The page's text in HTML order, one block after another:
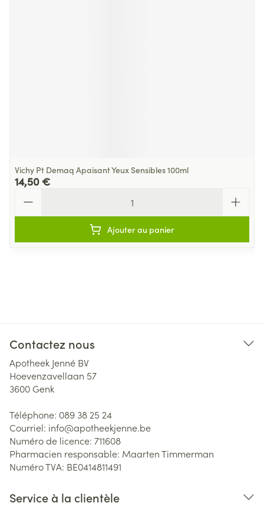
Vichy Pt Demaq Apaisant Yeux Sensibles 100ml
14,50 €
Ajouter au panier
Contactez nous
Apotheek Jenné BV
Hoevenzavellaan 57
3600 Genk
Téléphone: 089 38 25 24
Courriel: info@apotheekjenne.be
Numéro de licence: 711608
Pharmacien responsable: Maarten Timmerman
Numéro TVA: BE0414811491
Service à la clientèle